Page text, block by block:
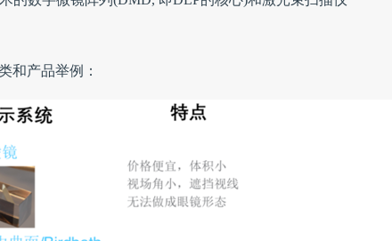
和产品举例：